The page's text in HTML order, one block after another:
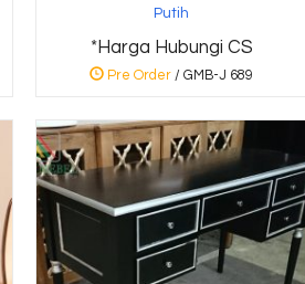
Putih
*Harga Hubungi CS
Pre Order / GMB-J 689